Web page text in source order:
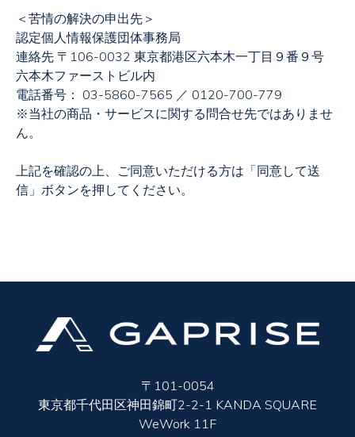
＜苦情の解決の申出先＞
認定個人情報保護団体事務局
連絡先 〒106-0032 東京都港区六本木一丁目９番９号
六本木ファーストビル内
電話番号： 03-5860-7565 ／ 0120-700-779
※当社の商品・サービスに関する問合せ先ではありませ
ん。
上記を確認の上、ご同意いただける方は「同意して送
信」ボタンを押してください。
〒101-0054
東京都千代田区神田錦町2-2-1 KANDA SQUARE
WeWork 11F